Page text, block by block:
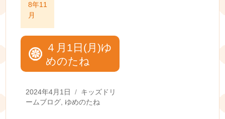
8年11
月
４月1日(月)ゆ
めのたね
Posted
on
2024年4月1日 Categories
キッズドリ
ームブログ, ゆめのたね